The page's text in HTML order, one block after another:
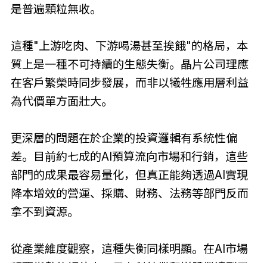
是普遍顆粒無收。
這種"上游吃肉、下游喝湯甚至挨餓"的格局，本
質上是一種不可持續的生態失衡。晶片公司理應
在客戶繁榮時同步發展，而非以犧牲應用層利益
為代價單方面壯大。
更深層的問題在於企業的投資邏輯有系統性偏
差。目前約七成的AI預算流向市場和行銷，這些
部門的成果最容易量化，但真正能夠透過AI實現
降本增效的營運、採購、財務、法務等部門反而
拿不到資源。
從產業維度觀察，這種失衡同樣明顯。在AI市場